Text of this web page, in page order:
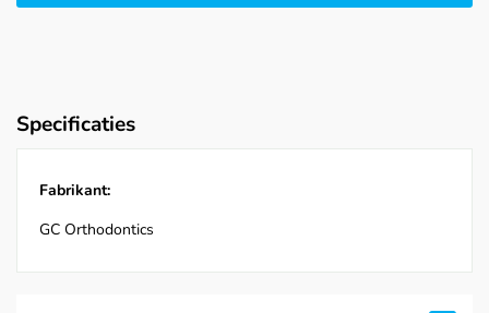
Specificaties
Fabrikant:
GC Orthodontics